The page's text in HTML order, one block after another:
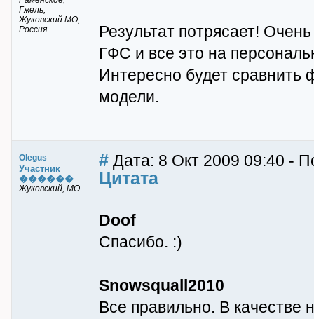
Гжель,
Жуковский МО,
Россия
Результат потрясает!
ГФС и все это на
Интересно будет сравнить
модели.
Olegus
Участник
������
Жуковский, МО
# Дата: 8 Окт 2009 09:40 -
Цитата
Doof
Спасибо. :)
Snowsquall2010
Все правильно. В качестве